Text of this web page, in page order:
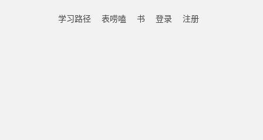
学习路径 表唠嗑 书 登录 注册